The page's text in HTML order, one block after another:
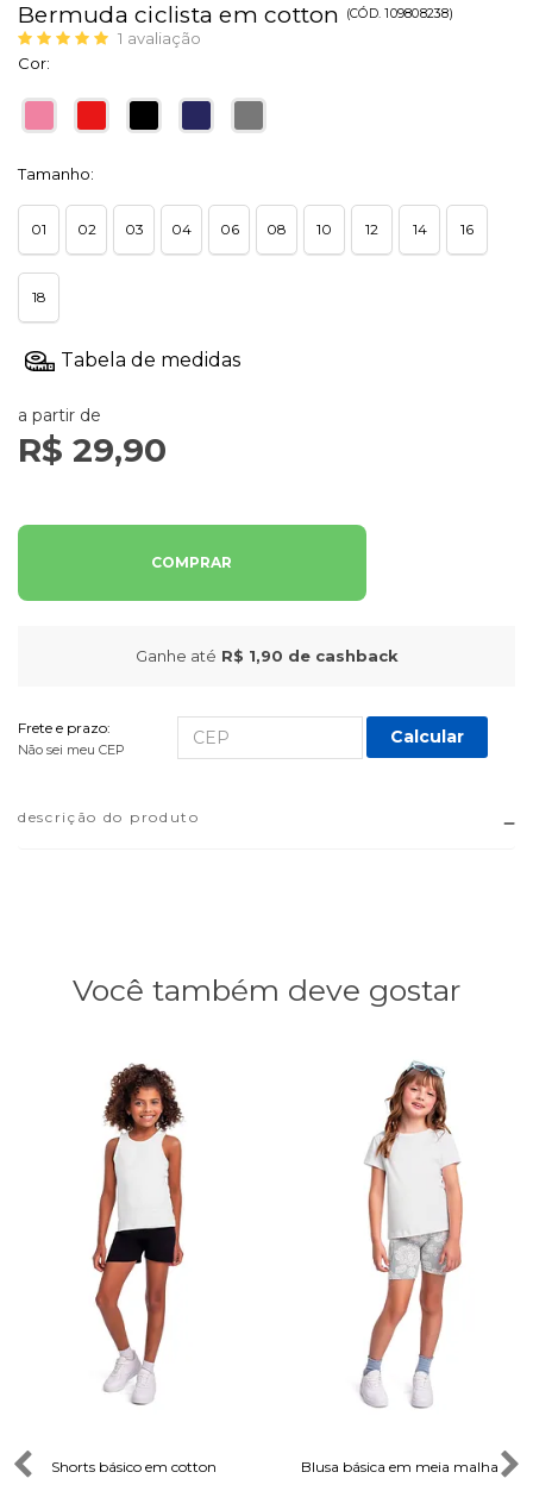
Bermuda ciclista em cotton (CÓD.109808238)
1 avaliação
Cor:
Tamanho:
01 02 03 04 06 08 10 12 14 16
18
a partir de
R$ 29,90
COMPRAR
Ganhe até R$ 1,90 de cashback
Frete e prazo:
Não sei meu CEP
Calcular
descrição do produto
Você também deve gostar
Shorts básico em cotton Blusa básica em meia malha